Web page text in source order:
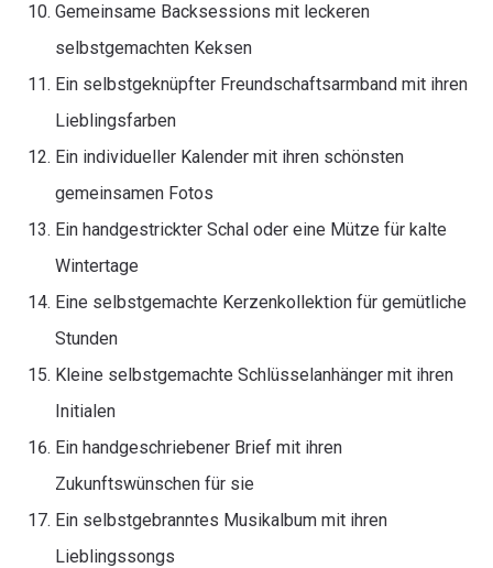
Gemeinsame Backsessions mit leckeren
selbstgemachten Keksen
Ein selbstgeknüpfter Freundschaftsarmband mit ihren
Lieblingsfarben
Ein individueller Kalender mit ihren schönsten
gemeinsamen Fotos
Ein handgestrickter Schal oder eine Mütze für kalte
Wintertage
Eine selbstgemachte Kerzenkollektion für gemütliche
Stunden
Kleine selbstgemachte Schlüsselanhänger mit ihren
Initialen
Ein handgeschriebener Brief mit ihren
Zukunftswünschen für sie
Ein selbstgebranntes Musikalbum mit ihren
Lieblingssongs